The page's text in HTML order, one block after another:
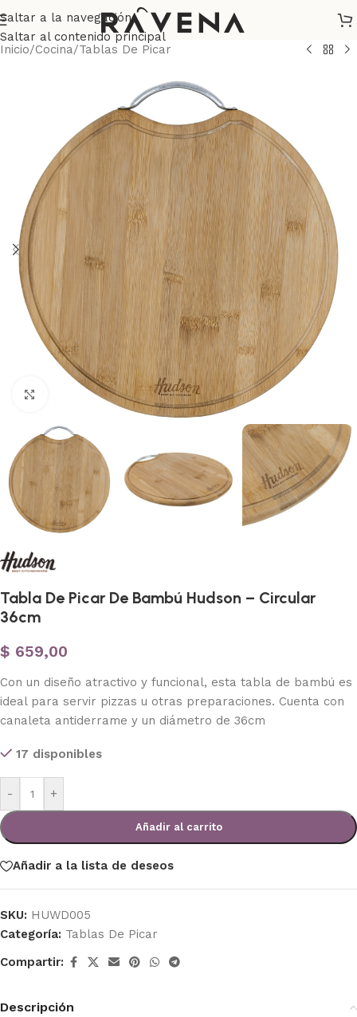
Saltar a la navegación
Saltar al contenido principal
Inicio/Cocina/Tablas De Picar
Haga clic para ampliar
Tabla De Picar De Bambú Hudson – Circular
36cm
$ 659,00
Con un diseño atractivo y funcional, esta tabla de bambú es
ideal para servir pizzas u otras preparaciones. Cuenta con
canaleta antiderrame y un diámetro de 36cm
17 disponibles
- +
Añadir al carrito
Añadir a la lista de deseos
SKU: HUWD005
Categoría: Tablas De Picar
Compartir:
Descripción